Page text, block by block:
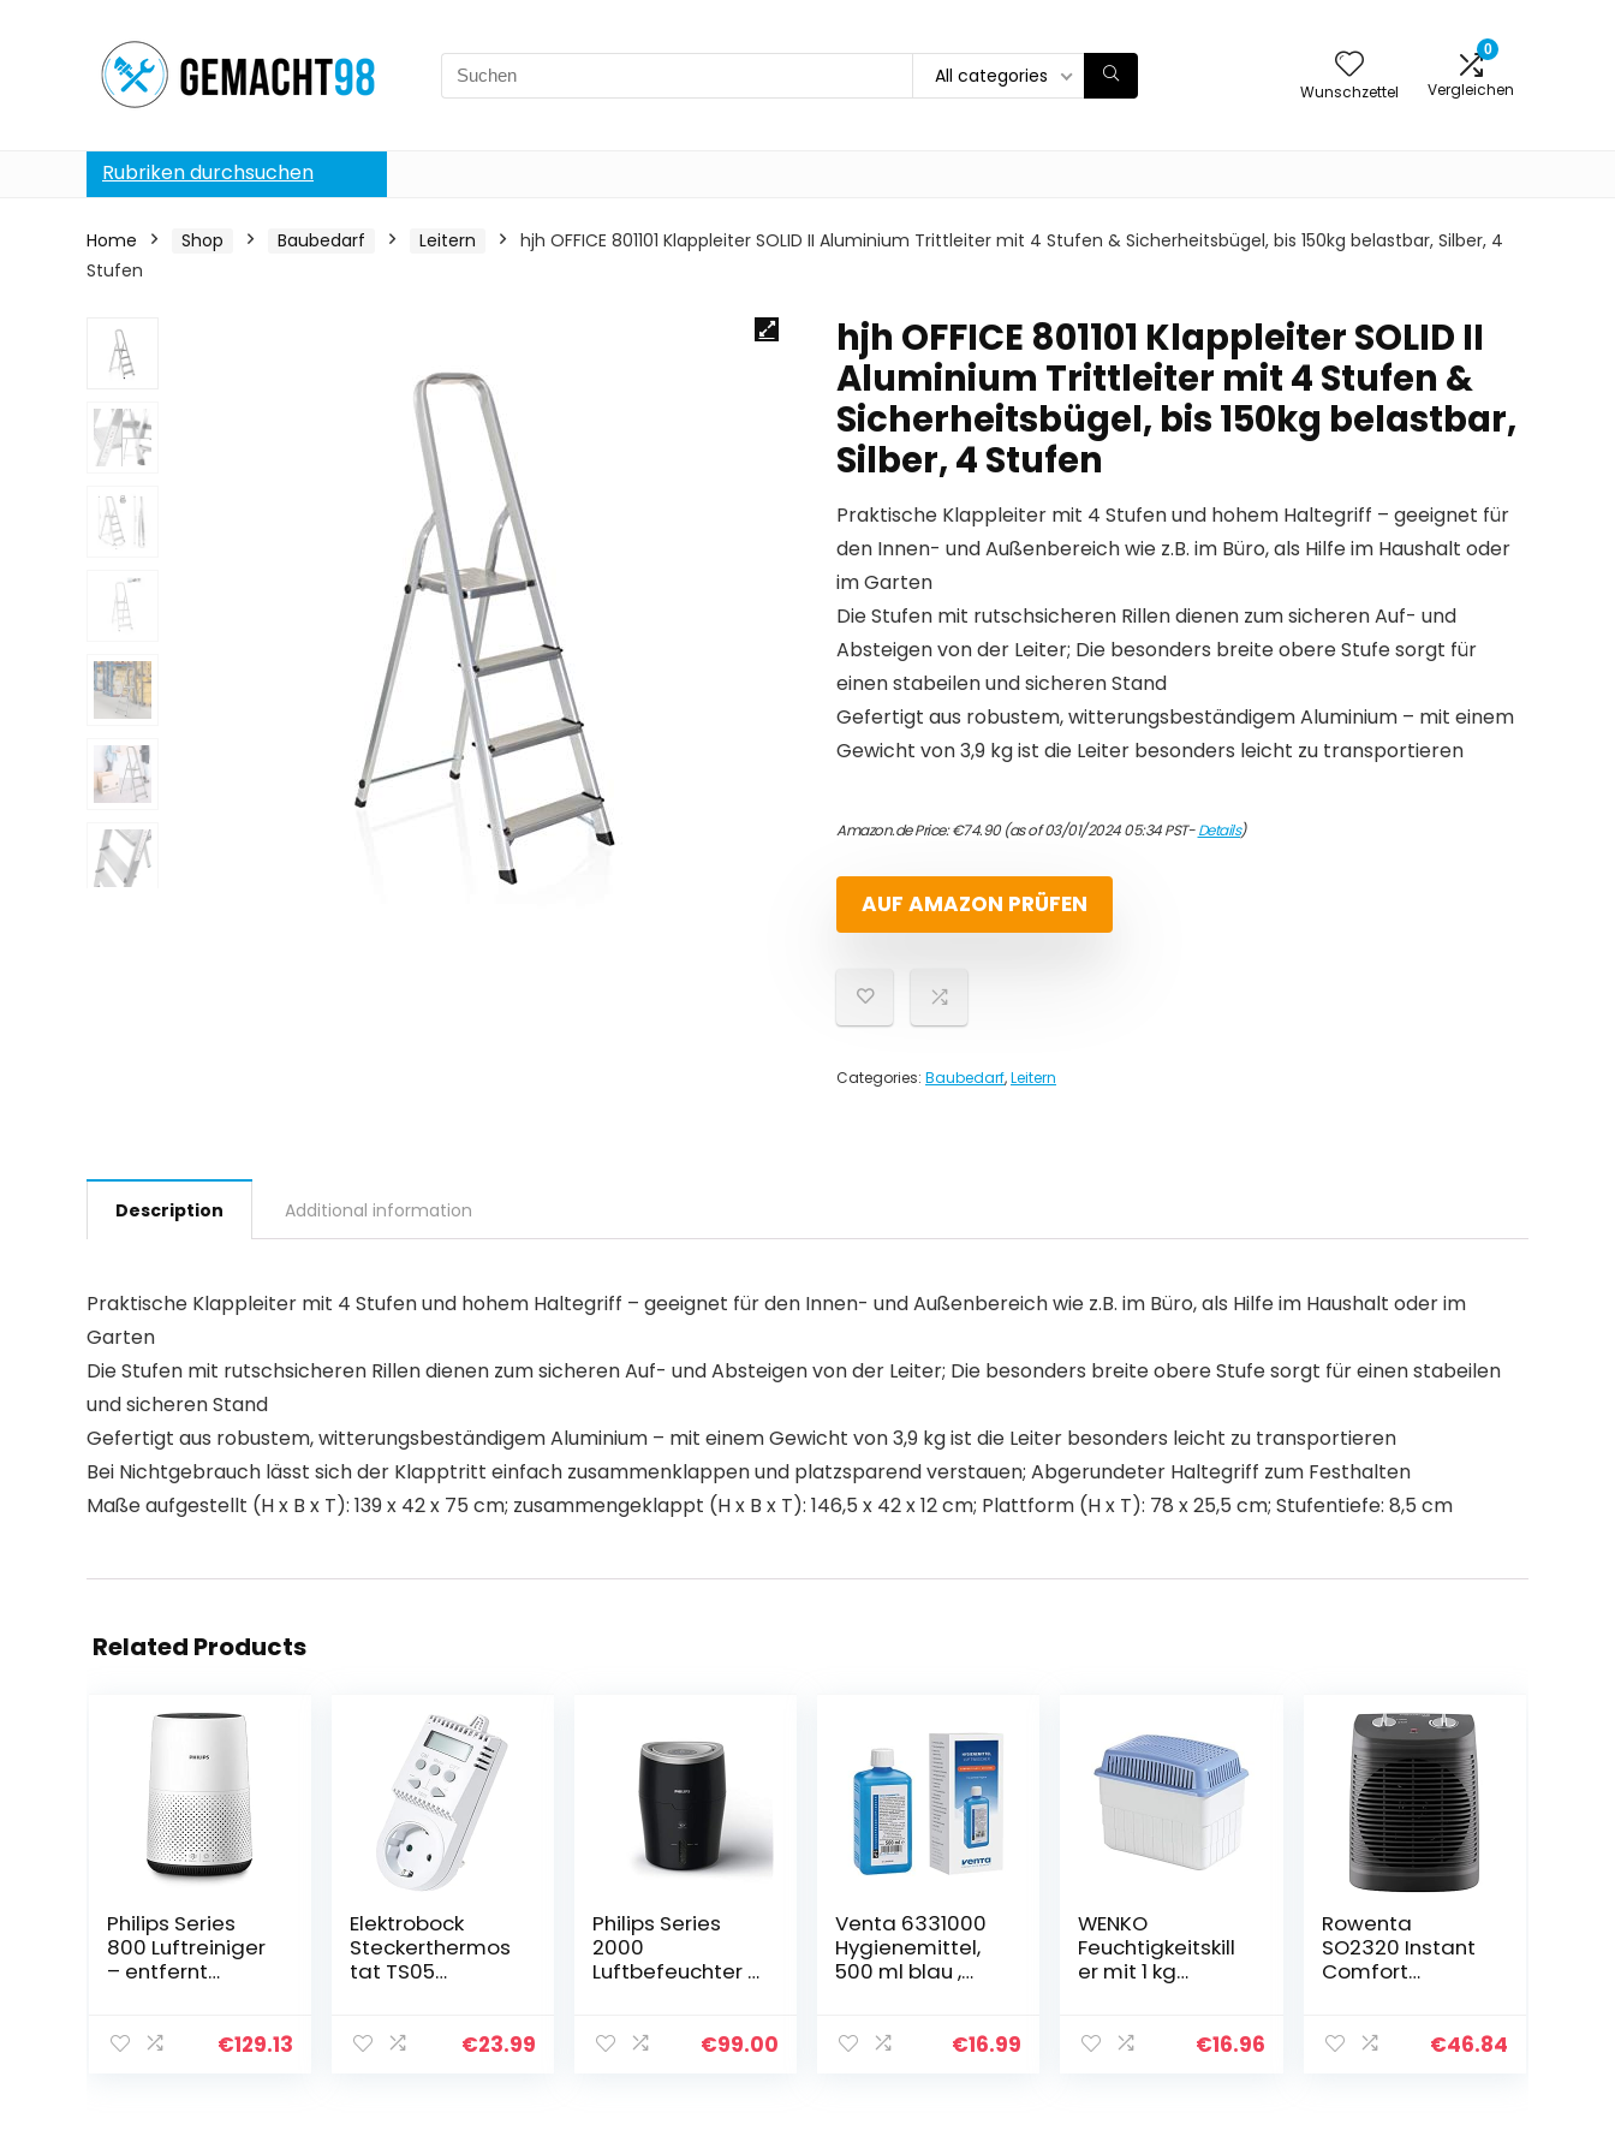
Search
for:
All categories
Wunschzettel
0
Vergleichen
Rubriken durchsuchen
Home Shop Baubedarf Leitern
hjh OFFICE 801101 Klappleiter SOLID II Aluminium Trittleiter mit 4 Stufen & Sicherheitsbügel, bis 150kg belastbar, Silber, 4
Stufen
hjh OFFICE 801101 Klappleiter SOLID II
Aluminium Trittleiter mit 4 Stufen &
Sicherheitsbügel, bis 150kg belastbar,
Silber, 4 Stufen
Praktische Klappleiter mit 4 Stufen und hohem Haltegriff – geeignet für
den Innen- und Außenbereich wie z.B. im Büro, als Hilfe im Haushalt oder
im Garten
Die Stufen mit rutschsicheren Rillen dienen zum sicheren Auf- und
Absteigen von der Leiter; Die besonders breite obere Stufe sorgt für
einen stabeilen und sicheren Stand
Gefertigt aus robustem, witterungsbeständigem Aluminium – mit einem
Gewicht von 3,9 kg ist die Leiter besonders leicht zu transportieren
Amazon.de Price:€74.90(as of 03/01/2024 05:34 PST-Details)
AUF AMAZON PRÜFEN
Categories: Baubedarf,Leitern
Description Additional information
Praktische Klappleiter mit 4 Stufen und hohem Haltegriff – geeignet für den Innen- und Außenbereich wie z.B. im Büro, als Hilfe im Haushalt oder im
Garten
Die Stufen mit rutschsicheren Rillen dienen zum sicheren Auf- und Absteigen von der Leiter; Die besonders breite obere Stufe sorgt für einen stabeilen
und sicheren Stand
Gefertigt aus robustem, witterungsbeständigem Aluminium – mit einem Gewicht von 3,9 kg ist die Leiter besonders leicht zu transportieren
Bei Nichtgebrauch lässt sich der Klapptritt einfach zusammenklappen und platzsparend verstauen; Abgerundeter Haltegriff zum Festhalten
Maße aufgestellt (H x B x T): 139 x 42 x 75 cm; zusammengeklappt (H x B x T): 146,5 x 42 x 12 cm; Plattform (H x T): 78 x 25,5 cm; Stufentiefe: 8,5 cm
Related Products
Philips Series
800 Luftreiniger
– entfernt
Allergene* in
€129.13
Elektrobock
Steckerthermos
tat TS05
klein
€23.99
Philips Series
2000
Luftbefeuchter –
NanoCloud-
€99.00
Venta 6331000
Hygienemittel,
500 ml blau ,
€16.99
WENKO
Feuchtigkeitskill
er mit 1 kg
er, fasst bis zu
€16.96
Rowenta
SO2320 Instant
Comfort
Watt | 2
€46.84